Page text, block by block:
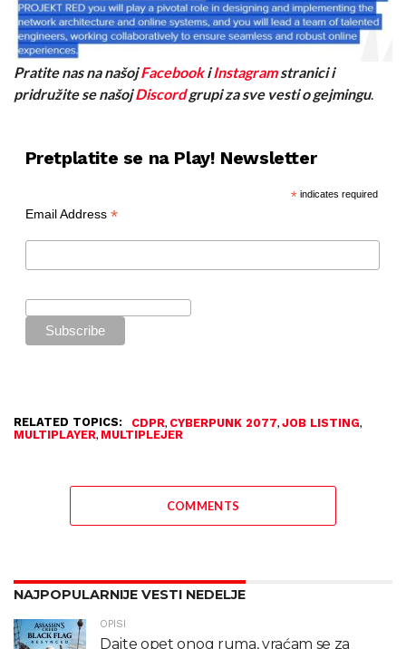
Pratite nas na našojFacebookiInstagramstranici i
pridružite se našojDiscordgrupi za sve vesti o gejmingu.
Pretplatite se na Play! Newsletter
*indicates required
Email Address *
RELATED TOPICS: CDPR, CYBERPUNK 2077, JOB LISTING,
MULTIPLAYER, MULTIPLEJER
COMMENTS
NAJPOPULARNIJE VESTI NEDELJE
OPISI
Dajte opet onog ruma, vraćam se za